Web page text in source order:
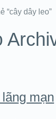
“cây dây leo”
mạn